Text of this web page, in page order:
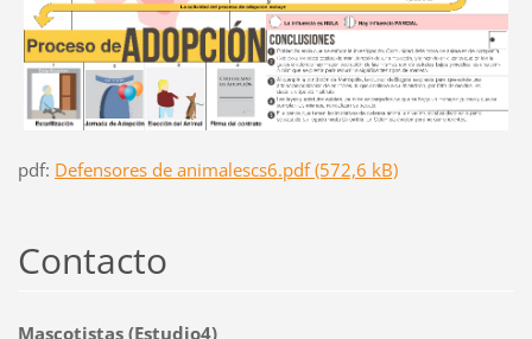
pdf: Defensores de animalescs6.pdf (572,6 kB)
Contacto
Mascotistas (Estudio4)